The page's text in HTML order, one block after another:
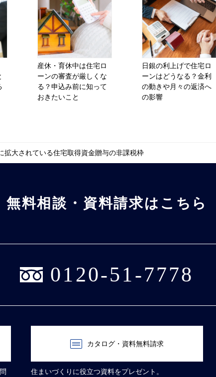
産休・育休中は住宅ロ
ーンの審査が厳しくな
る？申込み前に知って
おきたいこと
日銀の利上げで住宅ロ
ーンはどうなる？金利
の動きや月々の返済へ
の影響
拡大されている住宅取得資金贈与の非課税枠
無料相談・資料請求はこちら
0120-51-7778
カタログ・資料無料請求
住まいづくりに役立つ資料をプレゼント。